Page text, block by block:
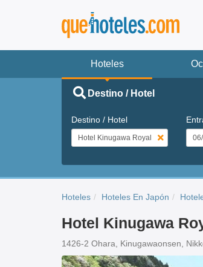
Hoteles
Destino / Hotel
Destino / Hotel
Hoteles Hoteles En Japón
Hotel Kinugawa
1426-2 Ohara, Kinugawaonsen,